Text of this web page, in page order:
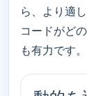
ら、より適
コードがど
も有力です。